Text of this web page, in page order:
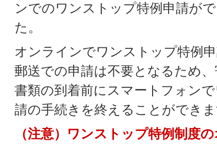
ンでのワンストップ特例申請が
た。
オンラインでワンストップ特例
郵送での申請は不要となるため
書類の到着前にスマートフォン
請の手続きを終えることができ
（注意）ワンストップ特例制度